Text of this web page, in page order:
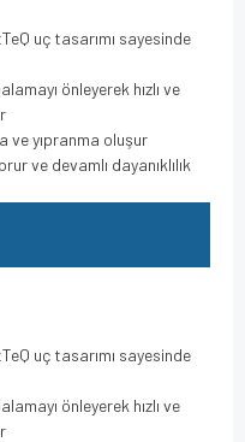
uç tasarımı sayesinde
önleyerek hızlı ve
ve yıpranma oluşur
ve devamlı dayanıklılık
uç tasarımı sayesinde
önleyerek hızlı ve